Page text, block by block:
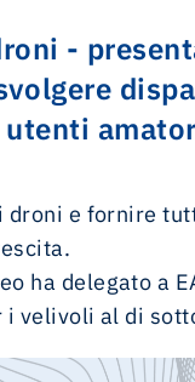
-
e fornire
ha delegato a
i velivoli al di